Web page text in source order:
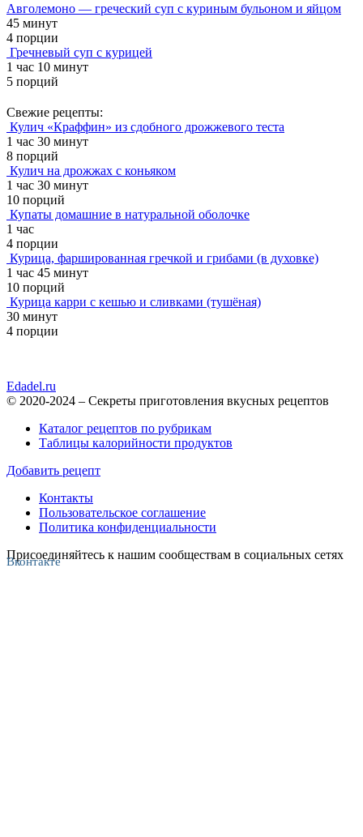
Авголемоно — греческий суп с куриным бульоном и яйцом
45 минут
4 порции
Гречневый суп с курицей
1 час 10 минут
5 порций
Свежие рецепты:
Кулич «Краффин» из сдобного дрожжевого теста
1 час 30 минут
8 порций
Кулич на дрожжах с коньяком
1 час 30 минут
10 порций
Купаты домашние в натуральной оболочке
1 час
4 порции
Курица, фаршированная гречкой и грибами (в духовке)
1 час 45 минут
10 порций
Курица карри с кешью и сливками (тушёная)
30 минут
4 порции
Edadel.ru
© 2020-2024 – Секреты приготовления вкусных рецептов
Каталог рецептов по рубрикам
Таблицы калорийности продуктов
Добавить рецепт
Контакты
Пользовательское соглашение
Политика конфиденциальности
Присоединяйтесь к нашим сообществам в социальных сетях
Вконтакте